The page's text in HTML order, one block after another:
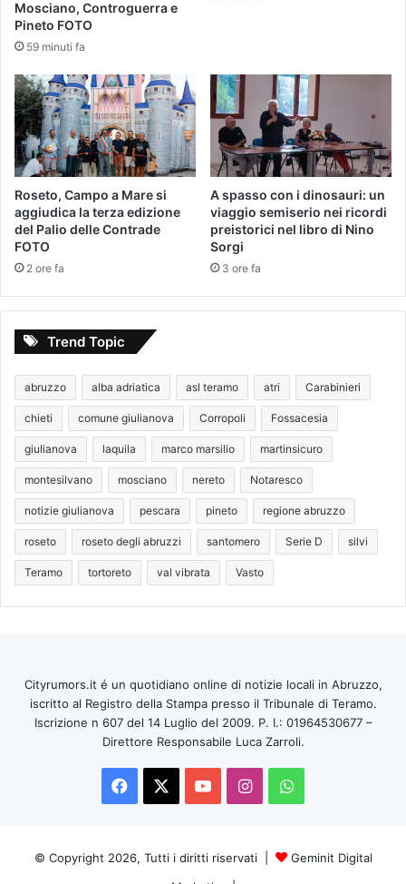
Mosciano, Controguerra e
Pineto FOTO
59 minuti fa
Roseto, Campo a Mare si
aggiudica la terza edizione
del Palio delle Contrade
FOTO
2 ore fa
A spasso con i dinosauri: un
viaggio semiserio nei ricordi
preistorici nel libro di Nino
Sorgi
3 ore fa
Trend Topic
abruzzo alba adriatica asl teramo atri Carabinieri
chieti comune giulianova Corropoli Fossacesia
giulianova laquila marco marsilio martinsicuro
montesilvano mosciano nereto Notaresco
notizie giulianova pescara pineto regione abruzzo
roseto roseto degli abruzzi santomero Serie D silvi
Teramo tortoreto val vibrata Vasto
Cityrumors.it é un quotidiano online di notizie locali in Abruzzo,
iscritto al Registro della Stampa presso il Tribunale di Teramo.
Iscrizione n 607 del 14 Luglio del 2009. P. I.: 01964530677 –
Direttore Responsabile Luca Zarroli.
Facebook
You InstagramWhatsApp
© Copyright 2026, Tutti i diritti riservati |
Geminit Digital